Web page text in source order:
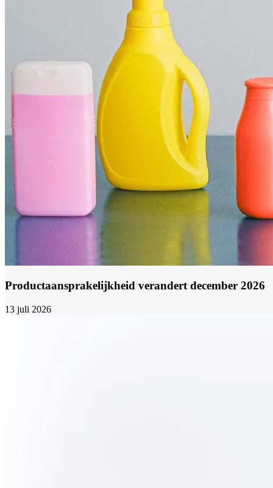
Productaansprakelijkheid verandert december 2026
13 juli 2026